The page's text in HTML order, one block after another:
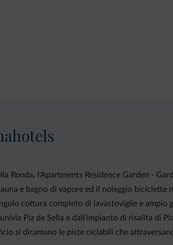
Ronda, l'Apartments Residence Garden -
e bagno di vapore ed il noleggio
cottura completo di lavastoviglie e ampio
Piz de Sella e dall'impianto di risalita di
si diramano le piste ciclabili che